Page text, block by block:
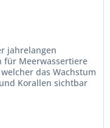
jahrelangen
für Meerwassertiere
das Wachstum
Korallen sichtbar